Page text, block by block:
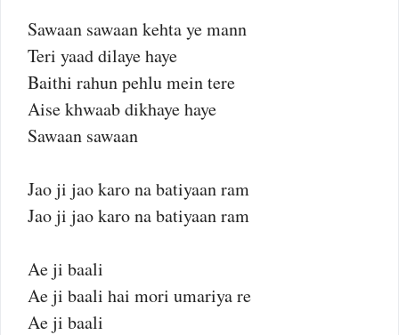
Sawaan sawaan kehta ye mann
Teri yaad dilaye haye
Baithi rahun pehlu mein tere
Aise khwaab dikhaye haye
Sawaan sawaan
Jao ji jao karo na batiyaan ram
Jao ji jao karo na batiyaan ram
Ae ji baali
Ae ji baali hai mori umariya re
Ae ji baali